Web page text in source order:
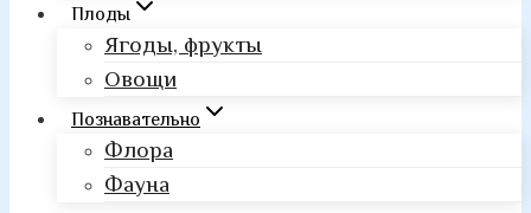
Плоды
Ягоды, фрукты
Овощи
Познавательно
Флора
Фауна